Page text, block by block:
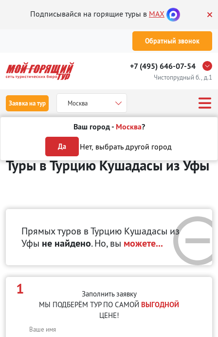
Подписывайся на горящие туры в MAX
Обратный звонок
+7 (495) 646-07-54
Чистопрудный б., д.1
Заявка на тур Москва
Ваш город - Москва?
Да Нет, выбрать другой город
Отдых в Турции Кушадасы
Туры в Турцию Кушадасыиз Уфы
Прямых туров в Турцию Кушадасы из
Уфы не найдено. Но, вы можете...
1
Заполнить заявку
МЫ ПОДБЕРЁМ ТУР ПО САМОЙ ВЫГОДНОЙ
ЦЕНЕ!
Ваше имя